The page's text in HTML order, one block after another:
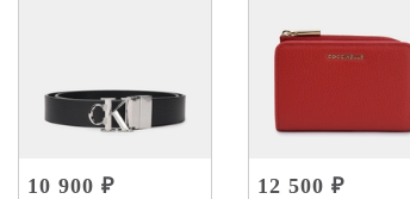
10 900 ₽ 12 500 ₽